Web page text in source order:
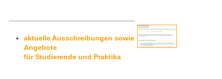
Tag der Nachbarsprachen 2023
aktuelle Ausschreibungen sowie
Angebote
für Studierende und Praktika